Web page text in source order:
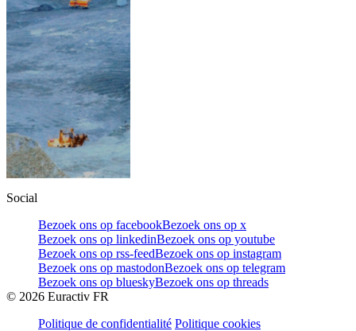
Social
Bezoek ons op facebookBezoek ons op x
Bezoek ons op linkedinBezoek ons op youtube
Bezoek ons op rss-feedBezoek ons op instagram
Bezoek ons op mastodonBezoek ons op telegram
Bezoek ons op blueskyBezoek ons op threads
© 2026 Euractiv FR
Politique de confidentialité Politique cookies